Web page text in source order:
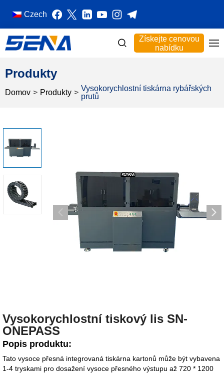
Czech
Získejte cenovou
nabídku
Produkty
Domov > Produkty > Vysokorychlostní tiskárna rybářských
prutů
Vysokorychlostní tiskový lis SN-
ONEPASS
Popis produktu:
Tato vysoce přesná integrovaná tiskárna kartonů může být vybavena
1-4 tryskami pro dosažení vysoce přesného výstupu až 720 * 1200